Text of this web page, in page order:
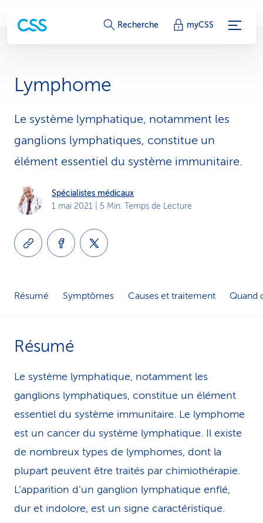
L
s
d
e
s
e
r
v
c
Recherche myCSS
Lymphome
Le système lymphatique, notamment les
ganglions lymphatiques, constitue un
élément essentiel du système immunitaire.
Spécialistes médicaux
1 mai 2021 | 5 Min. Temps de Lecture
Résumé Symptômes Causes et traitement Quand
Résumé
Le système lymphatique, notamment les
ganglions lymphatiques, constitue un élément
essentiel du système immunitaire. Le lymphome
est un cancer du système lymphatique. Il existe
de nombreux types de lymphomes, dont la
plupart peuvent être traités par chimiothérapie.
L’apparition d’un ganglion lymphatique enflé,
dur et indolore, est un signe caractéristique.